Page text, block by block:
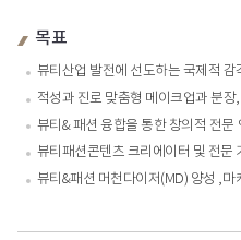
목표
뷰티산업 발전에 선도하는 국제적
적성과 진로 맞춤형 메이크업과 분
뷰티& 패션 융합을 통한 창의적 전문
뷰티패션콘텐츠 크리에이터 및 전문
뷰티&패션 머천다이저(MD) 양성 ,마